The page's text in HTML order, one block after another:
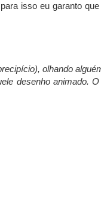
isso eu garanto
olhando
desenho animado.